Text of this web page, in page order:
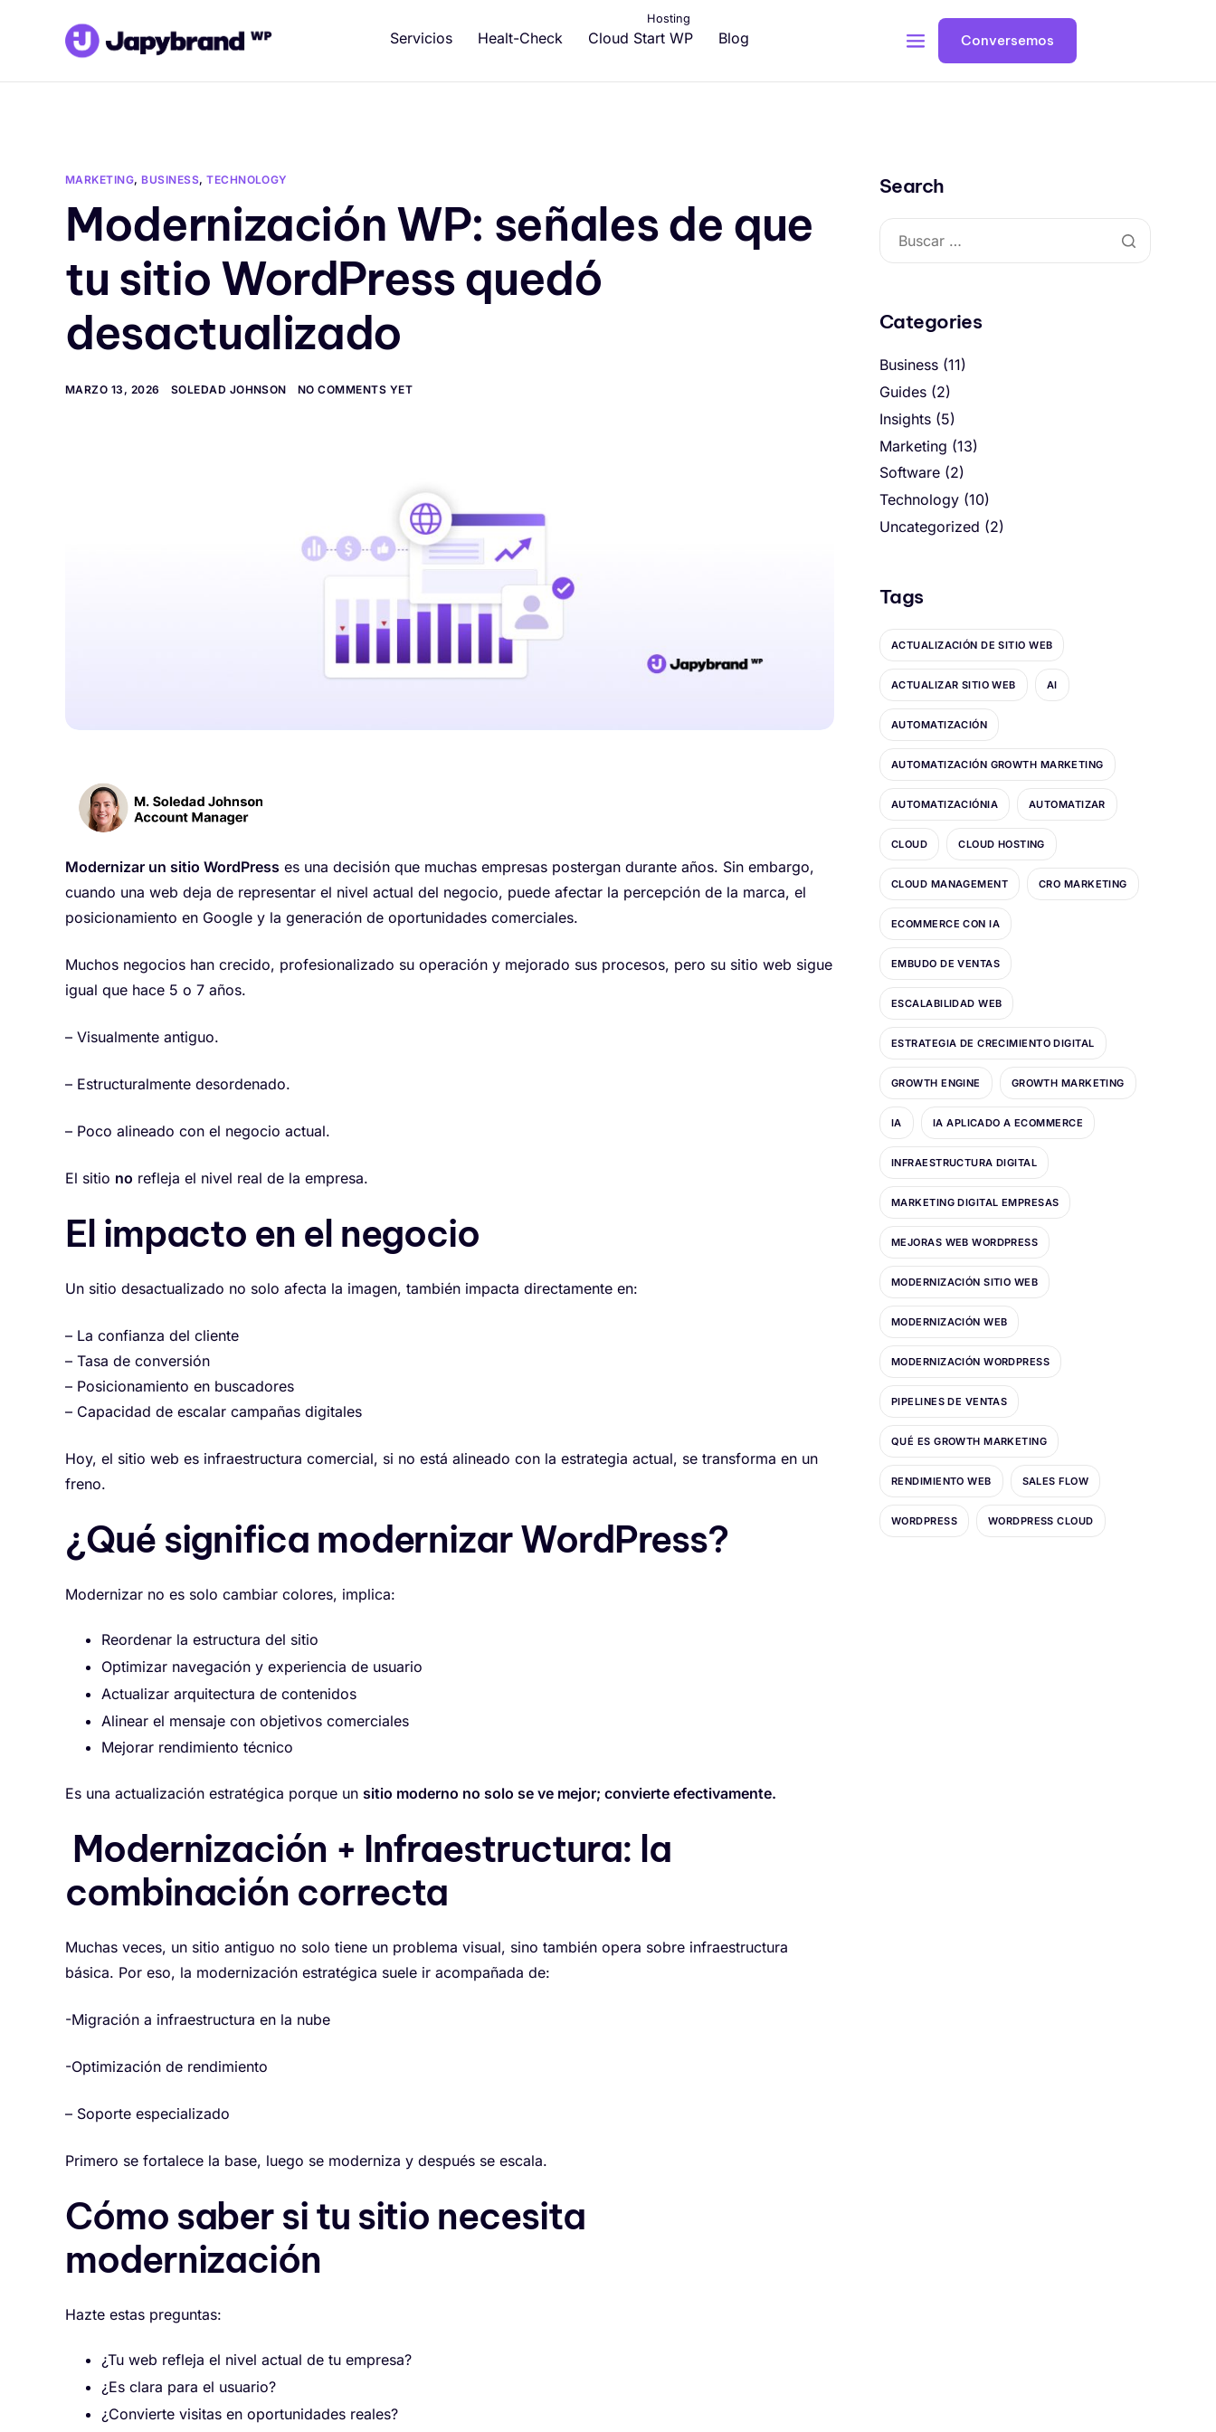
Servicios Healt-Check Cloud Start WP
Hosting
Blog Conversemos
MARKETING, BUSINESS,TECHNOLOGY
Modernización WP: señales de que
tu sitio WordPress quedó
desactualizado
MARZO 13, 2026 SOLEDAD JOHNSON NO COMMENTS YET
Modernizar un sitio WordPress es una decisión que muchas empresas postergan durante años. Sin embargo,
cuando una web deja de representar el nivel actual del negocio, puede afectar la percepción de la marca, el
posicionamiento en Google y la generación de oportunidades comerciales.
Muchos negocios han crecido, profesionalizado su operación y mejorado sus procesos, pero su sitio web sigue
igual que hace 5 o 7 años.
– Visualmente antiguo.
– Estructuralmente desordenado.
– Poco alineado con el negocio actual.
El sitio no refleja el nivel real de la empresa.
El impacto en el negocio
Un sitio desactualizado no solo afecta la imagen, también impacta directamente en:
– La confianza del cliente
– Tasa de conversión
– Posicionamiento en buscadores
– Capacidad de escalar campañas digitales
Hoy, el sitio web es infraestructura comercial, si no está alineado con la estrategia actual, se transforma en un
freno.
¿Qué significa modernizar WordPress?
Modernizar no es solo cambiar colores, implica:
Reordenar la estructura del sitio
Optimizar navegación y experiencia de usuario
Actualizar arquitectura de contenidos
Alinear el mensaje con objetivos comerciales
Mejorar rendimiento técnico
Es una actualización estratégica porque un sitio moderno no solo se ve mejor; convierte efectivamente.
Modernización + Infraestructura: la
combinación correcta
Muchas veces, un sitio antiguo no solo tiene un problema visual, sino también opera sobre infraestructura
básica. Por eso, la modernización estratégica suele ir acompañada de:
-Migración a infraestructura en la nube
-Optimización de rendimiento
– Soporte especializado
Primero se fortalece la base, luego se moderniza y después se escala.
Cómo saber si tu sitio necesita
modernización
Hazte estas preguntas:
¿Tu web refleja el nivel actual de tu empresa?
¿Es clara para el usuario?
¿Convierte visitas en oportunidades reales?
Search
Categories
Business (11)
Guides (2)
Insights (5)
Marketing (13)
Software (2)
Technology (10)
Uncategorized (2)
Tags
ACTUALIZACIÓN DE SITIO WEB
ACTUALIZAR SITIO WEB AI
AUTOMATIZACIÓN
AUTOMATIZACIÓN GROWTH MARKETING
AUTOMATIZACIÓNIA AUTOMATIZAR
CLOUD CLOUD HOSTING
CLOUD MANAGEMENT CRO MARKETING
ECOMMERCE CON IA
EMBUDO DE VENTAS
ESCALABILIDAD WEB
ESTRATEGIA DE CRECIMIENTO DIGITAL
GROWTH ENGINE GROWTH MARKETING
IA IA APLICADO A ECOMMERCE
INFRAESTRUCTURA DIGITAL
MARKETING DIGITAL EMPRESAS
MEJORAS WEB WORDPRESS
MODERNIZACIÓN SITIO WEB
MODERNIZACIÓN WEB
MODERNIZACIÓN WORDPRESS
PIPELINES DE VENTAS
QUÉ ES GROWTH MARKETING
RENDIMIENTO WEB SALES FLOW
WORDPRESS WORDPRESS CLOUD